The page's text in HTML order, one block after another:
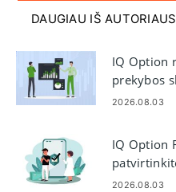
DAUGIAU IŠ AUTORIAUS
IQ Option
prekybos
– sąskaitos
2026.08.03
IQ Option
2026.08.03